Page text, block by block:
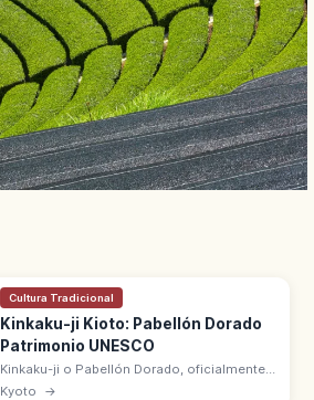
Cultura Tradicional
Kinkaku-ji Kioto: Pabellón Dorado
Patrimonio UNESCO
Kinkaku-ji o Pabellón Dorado, oficialmente
Rokuon-ji, es el templo de Kioto con un
Kyoto →